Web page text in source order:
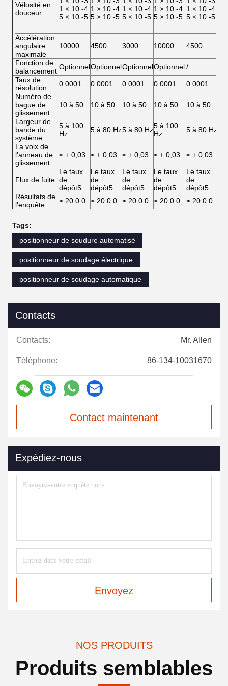
Vélosité en
douceur
1 × 10 -4
5 × 10 -5
1 × 10 -4
5 × 10 -5
1 × 10 -4
5 × 10 -5
1 × 10 -4
5 × 10 -5
1 × 10 -4
5 × 10 -5
Accélération
angulaire
maximale
10000 4500 3000 10000 4500
Fonction de
balancement OptionnelOptionnelOptionnelOptionnel/
Taux de
résolution
0.0001 0.0001 0.0001 0.0001 0.0001
Numéro de
bague de
glissement
10 à 50 10 à 50 10 à 50 10 à 50 10 à 50
Largeur de
bande du
système
5 à 100
Hz
5 à 80 Hz5 à 80 Hz5 à 100
Hz
5 à 80 Hz
La voix de
l'anneau de
glissement
≤ ± 0,03 ≤ ± 0,03 ≤ ± 0,03 ≤ ± 0,03 ≤ ± 0,03
Flux de fuite
Le taux
de
dépôt5
Le taux
de
dépôt5
Le taux
de
dépôt5
Le taux
de
dépôt5
Le taux
de
dépôt5
Résultats de
l'enquête
≥ 20 0 0 ≥ 20 0 0 ≥ 20 0 0 ≥ 20 0 0 ≥ 20 0 0
Tags:
positionneur de soudure automatisé
positionneur de soudage électrique
positionneur de soudage automatique
Contacts
Contacts: Mr. Allen
Téléphone: 86-134-10031670
Contact maintenant
Expédiez-nous
Envoyez
NOS PRODUITS
Produits semblables